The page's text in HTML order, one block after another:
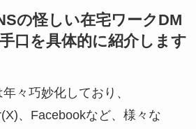
の怪しい在宅ワークDM
口を具体的に紹介します
々巧妙化しており、
、Facebookなど、様々な